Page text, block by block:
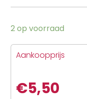
2 op voorraad
Aankoopprijs
€5,50